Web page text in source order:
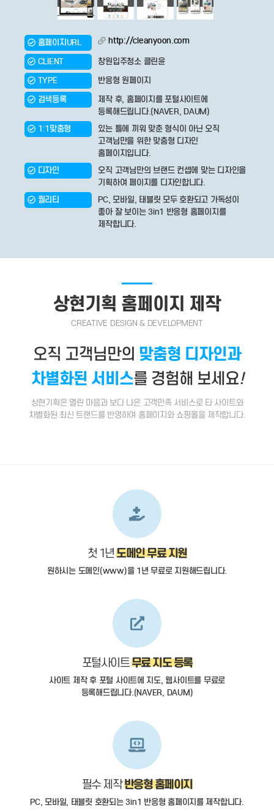
홈페이지URL
http://cleanyoon.com
CLIENT
창원입주청소 클린윤
TYPE
반응형 원페이지
검색등록
제작 후, 홈페이지를 포털사이트에
등록해드립니다.(NAVER, DAUM)
1:1맞춤형
있는 틀에 끼워 맞춘 형식이 아닌 오직
고객님만을 위한 맞춤형 디자인
홈페이지입니다.
디자인
오직 고객님만의 브랜드 컨셉에 맞는 디자인을
기획하여 페이지를 디자인합니다.
퀄리티
PC, 모바일, 태블릿 모두 호환되고 가독성이
좋아 잘 보이는 3in1 반응형 홈페이지를
제작합니다.
상현기획 홈페이지 제작
CREATIVE DESIGN & DEVELOPMENT
오직 고객님만의 맞춤형 디자인과
차별화된 서비스를 경험해 보세요!
상현기획은 열린 마음과 보다 나은 고객만족 서비스로 타 사이트와
차별화된 최신 트랜드를 반영하여 홈페이지와 쇼핑몰을 제작합니다.
첫 1년도메인 무료 지원
원하시는 도메인(www)을 1년 무료로 지원해드립니다.
포털사이트무료 지도 등록
사이트 제작 후 포털 사이트에 지도, 웹사이트를 무료로
등록해드립니다.(NAVER, DAUM)
필수 제작반응형 홈페이지
PC, 모바일, 태블릿 호환되는 3in1 반응형 홈페이지를 제작합니다.